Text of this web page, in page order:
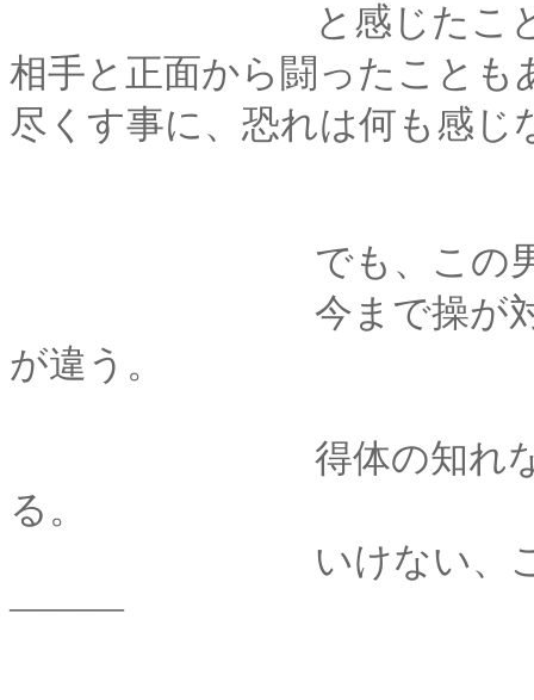
と感じたこともなか
相手と正面から闘ったこと
尽くす事に、恐れは何も感じ
でも、この男は
今まで操が対峙して
が違う。
得体の知れない恐怖
る。
いけない、このまま
―――